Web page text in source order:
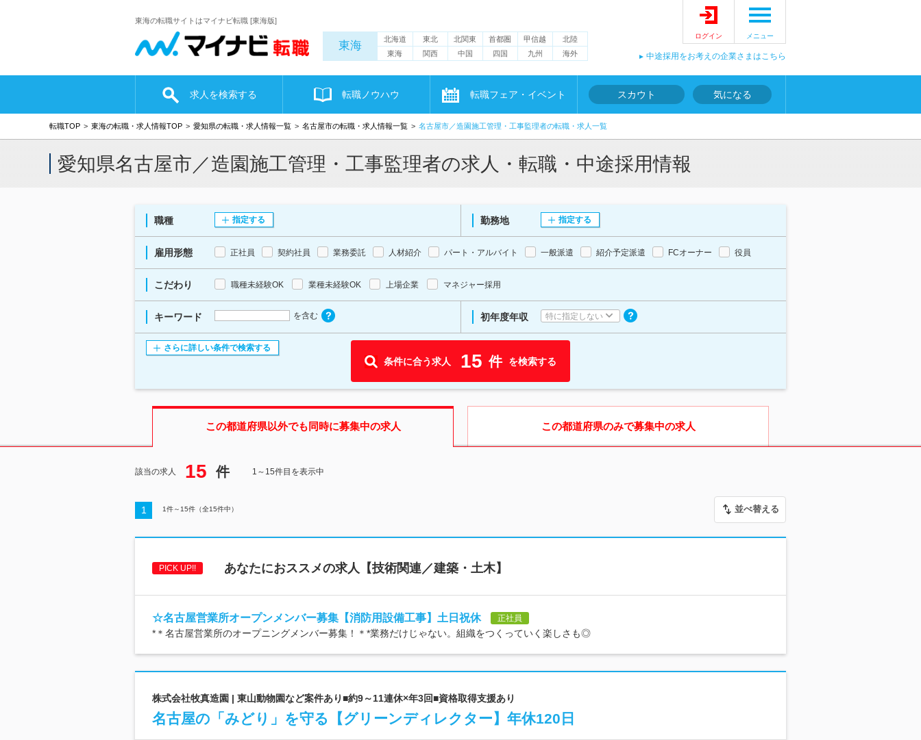
東海の転職サイトはマイナビ転職 [東海版]
東海 北海道 東北 北関東 首都圏 甲信越
北陸
東海
関西 中国 四国 九州 海外
ログイン メニュー
中途採用をお考えの企業さまはこちら
求人を検索する 転職ノウハウ 転職フェア・イベント スカウト 気になる
転職TOP 東海の転職・求人情報TOP 愛知県の転職・求人情報一覧 名古屋市の転職・求人情報一覧 名古屋市／造園施工管理・工事監理者の転職・求人一覧
愛知県名古屋市／造園施工管理・工事監理者の求人・転職・中途採用情報
職種 指定する 勤務地 指定する
雇用形態 正社員 契約社員 業務委託 人材紹介 パート・アルバイト 一般派遣 紹介予定派遣 FCオーナー 役員
こだわり 職種未経験OK 業種未経験OK 上場企業 マネジャー採用
キーワード を含む 初年度年収 特に指定しない
さらに詳しい条件で検索する
条件に合う求人 15 件 を検索する
この都道府県以外でも同時に募集中の求人 この都道府県のみで募集中の求人
該当の求人 15 件 1～15件目を表示中
1 1件～ 15件（全15件中） 並べ替える
PICK UP!! あなたにおススメの求人【技術関連／建築・土木】
☆名古屋営業所オープンメンバー募集【消防用設備工事】土日祝休 正社員
*＊名古屋営業所のオープニングメンバー募集！＊*業務だけじゃない。組織をつくっていく楽しさも◎
株式会社牧真造園 | 東山動物園など案件あり■約9～11連休×年3回■資格取得支援あり
名古屋の「みどり」を守る【グリーンディレクター】年休120日